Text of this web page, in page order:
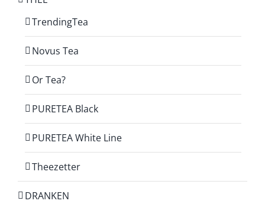
TrendingTea
Novus Tea
Or Tea?
PURETEA Black
PURETEA White Line
Theezetter
DRANKEN